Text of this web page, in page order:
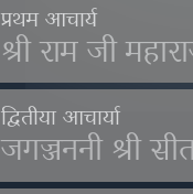
प्रथम आचार्य
श्री राम जी
द्वितीया आचार्या
जगज्जननी श्री